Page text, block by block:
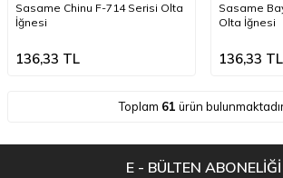
Sasame Chinu F-714 Serisi Olta
İğnesi
136,33 TL
Sasame
Olta İğnesi
136,33 TL
Toplam 61 ürün
E - BÜLTEN ABONELİĞİ